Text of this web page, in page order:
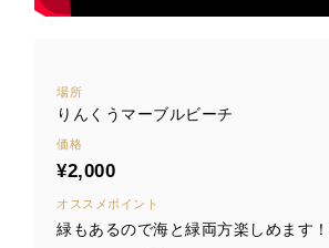
場所
りんくうマーブルビーチ
価格
¥2,000
オススメポイント
緑もあるので海と緑両方楽しめます